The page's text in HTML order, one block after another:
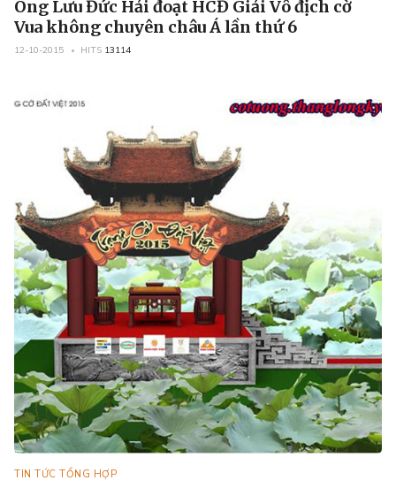
Ông Lưu Đức Hải đoạt HCĐ Giải Vô địch cờ
Vua không chuyên châu Á lần thứ 6
12-10-2015 HITS 13114
TIN TỨC TỔNG HỢP